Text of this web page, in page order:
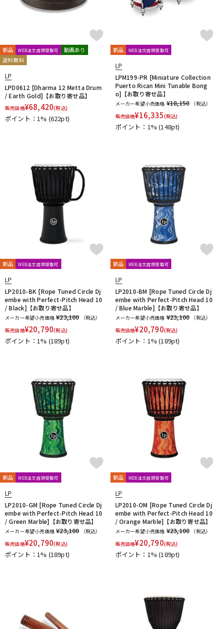
新品 WEB注文店頭受取可
動画あり
送料無料
LP
LPD0612 [Dharma 12 Metta Drum
/ Earth Gold]【お取り寄せ品】
販売価格¥68,420(税込)
ポイント：1% (622pt)
新品 WEB注文店頭受取可
LP
LPM199-PR [Miniature Collection
Puerto Rican Mini Tunable Bong
o]【お取り寄せ品】
メーカー希望小売価格 ¥18,150
（税込）
販売価格¥16,335(税込)
ポイント：1%(148pt)
新品 WEB注文店頭受取可
LP
LP2010-BK [Rope Tuned Circle Dj
embe with Perfect-Pitch Head 10
/ Black]【お取り寄せ品】
メーカー希望小売価格 ¥23,100
（税込）
販売価格¥20,790(税込)
ポイント：1% (189pt)
新品 WEB注文店頭受取可
LP
LP2010-BM [Rope Tuned Circle Dj
embe with Perfect-Pitch Head 10
/ Blue Marble]【お取り寄せ品】
メーカー希望小売価格 ¥23,100
（税込）
販売価格¥20,790(税込)
ポイント：1%(189pt)
新品 WEB注文店頭受取可
LP
LP2010-GM [Rope Tuned Circle Dj
embe with Perfect-Pitch Head 10
/ Green Marble]【お取り寄せ品】
メーカー希望小売価格 ¥23,100
（税込）
販売価格¥20,790(税込)
ポイント：1% (189pt)
新品 WEB注文店頭受取可
LP
LP2010-OM [Rope Tuned Circle Dj
embe with Perfect-Pitch Head 10
/ Orange Marble]【お取り寄せ品】
メーカー希望小売価格 ¥23,100
（税込）
販売価格¥20,790(税込)
ポイント：1%(189pt)